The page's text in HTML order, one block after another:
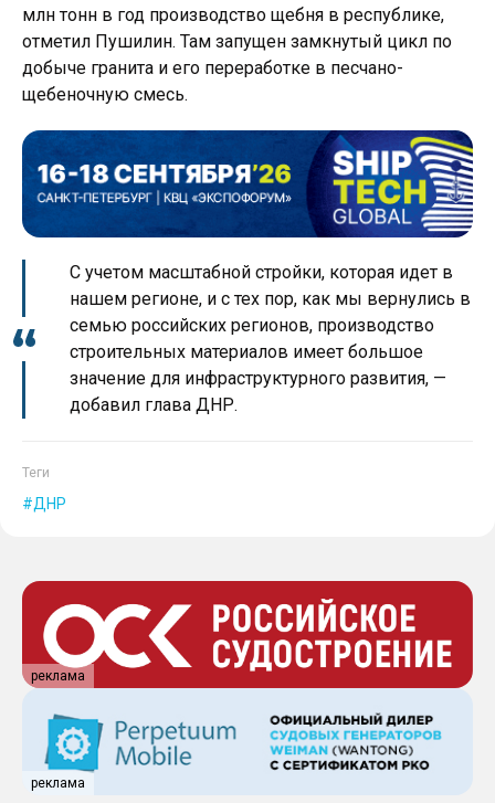
млн тонн в год производство щебня в республике,
отметил Пушилин. Там запущен замкнутый цикл по
добыче гранита и его переработке в песчано-
щебеночную смесь.
С учетом масштабной стройки, которая идет в
нашем регионе, и с тех пор, как мы вернулись в
семью российских регионов, производство
строительных материалов имеет большое
значение для инфраструктурного развития, —
добавил глава ДНР.
Теги
ДНР
реклама
реклама